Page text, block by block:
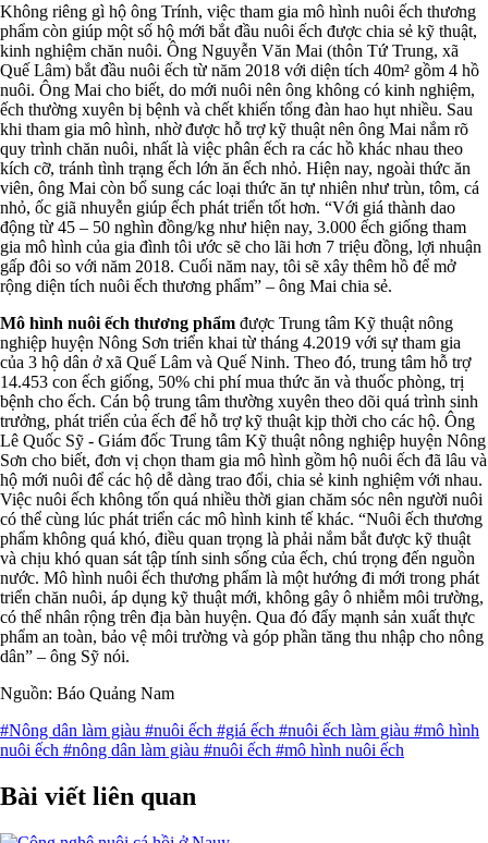
Không riêng gì hộ ông Trính, việc tham gia mô hình nuôi ếch thương
phẩm còn giúp một số hộ mới bắt đầu nuôi ếch được chia sẻ kỹ thuật,
kinh nghiệm chăn nuôi. Ông Nguyễn Văn Mai (thôn Tứ Trung, xã
Quế Lâm) bắt đầu nuôi ếch từ năm 2018 với diện tích 40m² gồm 4 hồ
nuôi. Ông Mai cho biết, do mới nuôi nên ông không có kinh nghiệm,
ếch thường xuyên bị bệnh và chết khiến tổng đàn hao hụt nhiều. Sau
khi tham gia mô hình, nhờ được hỗ trợ kỹ thuật nên ông Mai nắm rõ
quy trình chăn nuôi, nhất là việc phân ếch ra các hồ khác nhau theo
kích cỡ, tránh tình trạng ếch lớn ăn ếch nhỏ. Hiện nay, ngoài thức ăn
viên, ông Mai còn bổ sung các loại thức ăn tự nhiên như trùn, tôm, cá
nhỏ, ốc giã nhuyễn giúp ếch phát triển tốt hơn. “Với giá thành dao
động từ 45 – 50 nghìn đồng/kg như hiện nay, 3.000 ếch giống tham
gia mô hình của gia đình tôi ước sẽ cho lãi hơn 7 triệu đồng, lợi nhuận
gấp đôi so với năm 2018. Cuối năm nay, tôi sẽ xây thêm hồ để mở
rộng diện tích nuôi ếch thương phẩm” – ông Mai chia sẻ.
Mô hình nuôi ếch thương phẩm được Trung tâm Kỹ thuật nông
nghiệp huyện Nông Sơn triển khai từ tháng 4.2019 với sự tham gia
của 3 hộ dân ở xã Quế Lâm và Quế Ninh. Theo đó, trung tâm hỗ trợ
14.453 con ếch giống, 50% chi phí mua thức ăn và thuốc phòng, trị
bệnh cho ếch. Cán bộ trung tâm thường xuyên theo dõi quá trình sinh
trưởng, phát triển của ếch để hỗ trợ kỹ thuật kịp thời cho các hộ. Ông
Lê Quốc Sỹ - Giám đốc Trung tâm Kỹ thuật nông nghiệp huyện Nông
Sơn cho biết, đơn vị chọn tham gia mô hình gồm hộ nuôi ếch đã lâu và
hộ mới nuôi để các hộ dễ dàng trao đổi, chia sẻ kinh nghiệm với nhau.
Việc nuôi ếch không tốn quá nhiều thời gian chăm sóc nên người nuôi
có thể cùng lúc phát triển các mô hình kinh tế khác. “Nuôi ếch thương
phẩm không quá khó, điều quan trọng là phải nắm bắt được kỹ thuật
và chịu khó quan sát tập tính sinh sống của ếch, chú trọng đến nguồn
nước. Mô hình nuôi ếch thương phẩm là một hướng đi mới trong phát
triển chăn nuôi, áp dụng kỹ thuật mới, không gây ô nhiễm môi trường,
có thể nhân rộng trên địa bàn huyện. Qua đó đẩy mạnh sản xuất thực
phẩm an toàn, bảo vệ môi trường và góp phần tăng thu nhập cho nông
dân” – ông Sỹ nói.
Nguồn: Báo Quảng Nam
#Nông dân làm giàu #nuôi ếch #giá ếch #nuôi ếch làm giàu #mô hình
nuôi ếch #nông dân làm giàu #nuôi ếch #mô hình nuôi ếch
Bài viết liên quan